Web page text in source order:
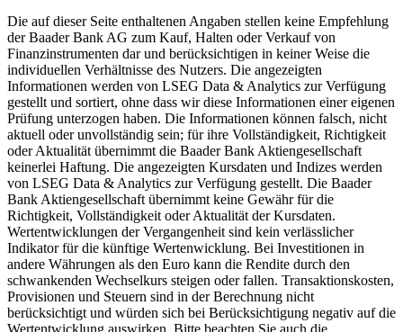
Die auf dieser Seite enthaltenen Angaben stellen keine Empfehlung
der Baader Bank AG zum Kauf, Halten oder Verkauf von
Finanzinstrumenten dar und berücksichtigen in keiner Weise die
individuellen Verhältnisse des Nutzers. Die angezeigten
Informationen werden von LSEG Data & Analytics zur Verfügung
gestellt und sortiert, ohne dass wir diese Informationen einer eigenen
Prüfung unterzogen haben. Die Informationen können falsch, nicht
aktuell oder unvollständig sein; für ihre Vollständigkeit, Richtigkeit
oder Aktualität übernimmt die Baader Bank Aktiengesellschaft
keinerlei Haftung. Die angezeigten Kursdaten und Indizes werden
von LSEG Data & Analytics zur Verfügung gestellt. Die Baader
Bank Aktiengesellschaft übernimmt keine Gewähr für die
Richtigkeit, Vollständigkeit oder Aktualität der Kursdaten.
Wertentwicklungen der Vergangenheit sind kein verlässlicher
Indikator für die künftige Wertenwicklung. Bei Investitionen in
andere Währungen als den Euro kann die Rendite durch den
schwankenden Wechselkurs steigen oder fallen. Transaktionskosten,
Provisionen und Steuern sind in der Berechnung nicht
berücksichtigt und würden sich bei Berücksichtigung negativ auf die